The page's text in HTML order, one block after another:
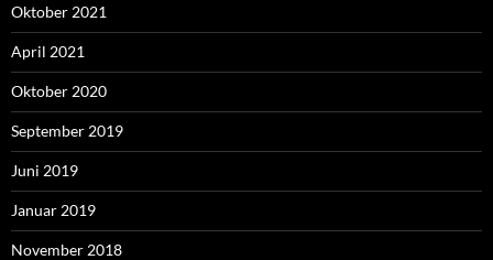
Oktober 2021
April 2021
Oktober 2020
September 2019
Juni 2019
Januar 2019
November 2018